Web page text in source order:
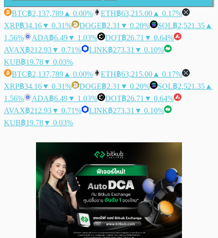
BTC฿2,137,789 ▲ 0.00% ETH฿63,215.00 ▲ 0.17%
XRP฿34.16▼ 0.31% DOGE฿2.31 ▼ 0.20% SOL฿2,521.35 ▲
1.56%
ADA฿6.49▼ 1.03% DOT฿26.71 ▼ 0.64%
AVAX฿212.93▼ 0.71% LINK฿273.31 ▼ 0.10%
KUB฿19.78▼ 0.03%
BTC฿2,137,789 ▲ 0.00% ETH฿63,215.00 ▲ 0.17%
XRP฿34.16▼ 0.31% DOGE฿2.31 ▼ 0.20% SOL฿2,521.35 ▲
1.56%
ADA฿6.49▼ 1.03% DOT฿26.71 ▼ 0.64%
AVAX฿212.93▼ 0.71% LINK฿273.31 ▼ 0.10%
KUB฿19.78▼ 0.03%